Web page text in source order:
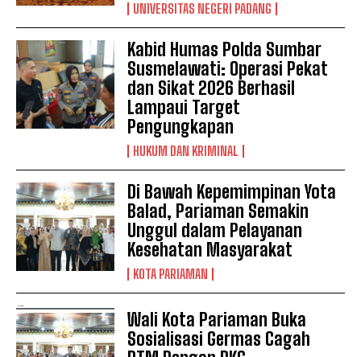
UNIVERSITAS NEGERI PADANG
Kabid Humas Polda Sumbar
Susmelawati: Operasi Pekat
dan Sikat 2026 Berhasil
Lampaui Target
Pengungkapan
HUKUM DAN KRIMINAL
Di Bawah Kepemimpinan Yota
Balad, Pariaman Semakin
Unggul dalam Pelayanan
Kesehatan Masyarakat
KOTA PARIAMAN
Wali Kota Pariaman Buka
Sosialisasi Germas Cagah